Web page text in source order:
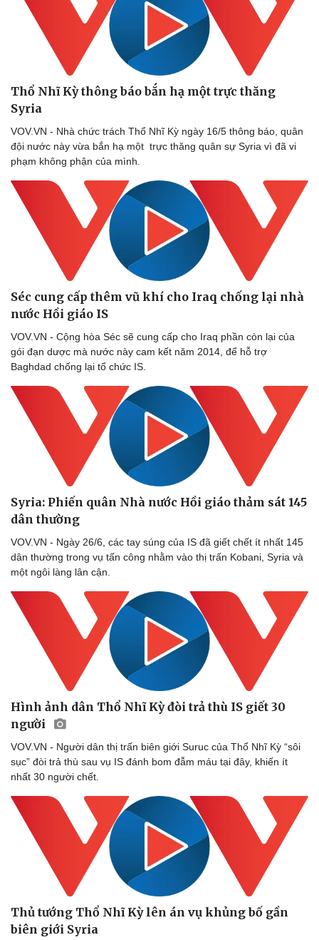
Thể thao
Bóng đá
Lịch thi đấu bóng đá
eSports
Hậu trường
Ô tô - Xe máy
Ô tô
Thổ Nhĩ Kỳ thông báo bắn hạ một trực thăng
Syria
VOV.VN - Nhà chức trách Thổ Nhĩ Kỳ ngày 16/5 thông báo, quân
đội nước này vừa bắn hạ một trực thăng quân sự Syria vì đã vi
phạm không phận của mình.
Séc cung cấp thêm vũ khí cho Iraq chống lại nhà
nước Hồi giáo IS
VOV.VN - Cộng hòa Séc sẽ cung cấp cho Iraq phần còn lại của
gói đạn dược mà nước này cam kết năm 2014, để hỗ trợ
Baghdad chống lại tổ chức IS.
Syria: Phiến quân Nhà nước Hồi giáo thảm sát 145
dân thường
VOV.VN - Ngày 26/6, các tay súng của IS đã giết chết ít nhất 145
dân thường trong vụ tấn công nhằm vào thị trấn Kobani, Syria và
một ngôi làng lân cận.
Hình ảnh dân Thổ Nhĩ Kỳ đòi trả thù IS giết 30
người
VOV.VN - Người dân thị trấn biên giới Suruc của Thổ Nhĩ Kỳ “sôi
sục” đòi trả thù sau vụ IS đánh bom đẫm máu tại đây, khiến ít
nhất 30 người chết.
Thủ tướng Thổ Nhĩ Kỳ lên án vụ khủng bố gần
biên giới Syria